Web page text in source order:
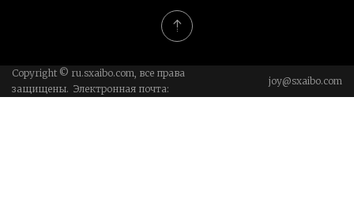
Copyright © ru.sxaibo.com, все права
защищены. Электронная почта:
joy@sxaibo.com